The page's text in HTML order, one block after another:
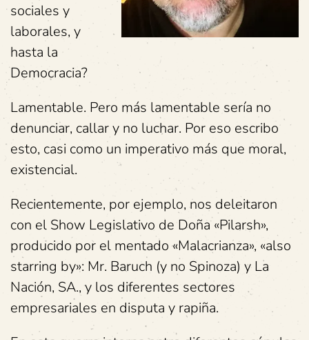
sociales y
laborales, y
hasta la
Democracia?
Lamentable. Pero más lamentable sería no
denunciar, callar y no luchar. Por eso escribo
esto, casi como un imperativo más que moral,
existencial.
Recientemente, por ejemplo, nos deleitaron
con el Show Legislativo de Doña «Pilarsh»,
producido por el mentado «Malacrianza», «also
starring by»: Mr. Baruch (y no Spinoza) y La
Nación, SA., y los diferentes sectores
empresariales en disputa y rapiña.